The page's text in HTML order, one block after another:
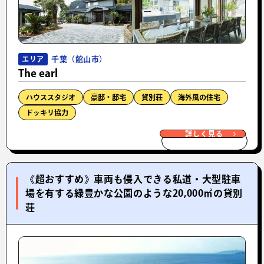
エリア 千葉（館山市）
The earl
ハウススタジオ 豪邸・邸宅 貸別荘 海外風の住宅
ドッキリ協力
詳しく見る
《超おすすめ》車両も侵入できる私道・大型駐車
場を有する緑豊かな公園のような20,000㎡の貸別
荘